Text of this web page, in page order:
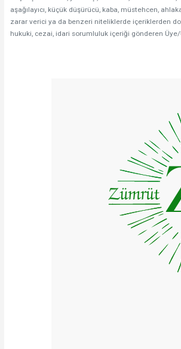
aşağılayıcı, küçük düşürücü, kaba, müstehcen,
zarar verici ya da benzeri niteliklerde içeriklerden
hukuki, cezai, idari sorumluluk içeriği gönderen Üye/